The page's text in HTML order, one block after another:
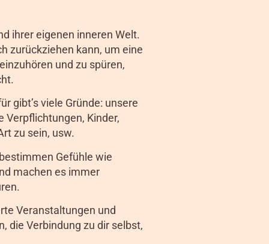
ihrer eigenen inneren Welt.
zurückziehen kann, um eine
und zu spüren,
gibt’s viele Gründe: unsere
Verpflichtungen, Kinder,
zu sein, usw.
Gefühle wie
machen es immer
Veranstaltungen und
die Verbindung zu dir selbst,